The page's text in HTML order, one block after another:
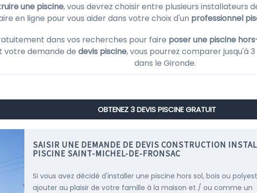
une piscine, vous devrez choisir entre plusieurs installateurs
en ligne pour vous aider dans votre choix d'un professionnel
dans vos recherches pour faire poser une piscine
votre demande de devis piscine, vous pourrez comparer jusqu'à
dans le Gironde.
OBTENEZ 3 DEVIS PISCINE GRATUIT
SAISIR UNE DEMANDE DE DEVIS CONSTRUCTION
PISCINE SAINT-MICHEL-DE-FRONSAC
Si vous avez décidé d'installer une piscine hors sol, bois ou
ajouter au plaisir de votre famille à la maison et / ou comme un